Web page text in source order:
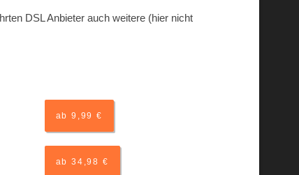
DSL Anbieter auch weitere (hier nicht
ab 9,99 €
ab 34,98 €